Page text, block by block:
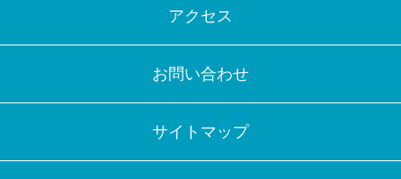
アクセス
お問い合わせ
サイトマップ